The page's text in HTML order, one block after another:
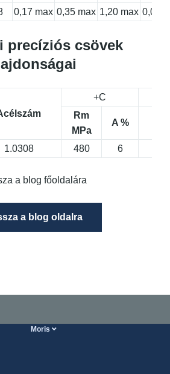
0,17 max 0,35 max 1,20 max 0,025
precíziós csövek
+C
Rm
MPa
A %
1.0308 480 6
a blog főoldalára
a blog oldalra
Moris